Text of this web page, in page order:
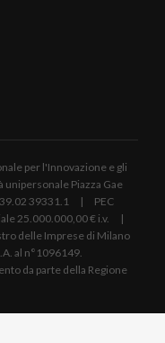
per l'Innovazione e gli
Piazza Gae
39331.1 | PEC
25.000.000,00 € i.v. |
delle Imprese di Milano
al n°1096149.
da parte della Regione